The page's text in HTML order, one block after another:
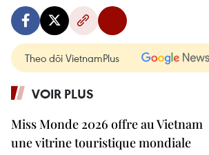
Theo dõi VietnamPlus
VOIR PLUS
Miss Monde 2026 offre au Vietnam
une vitrine touristique mondiale